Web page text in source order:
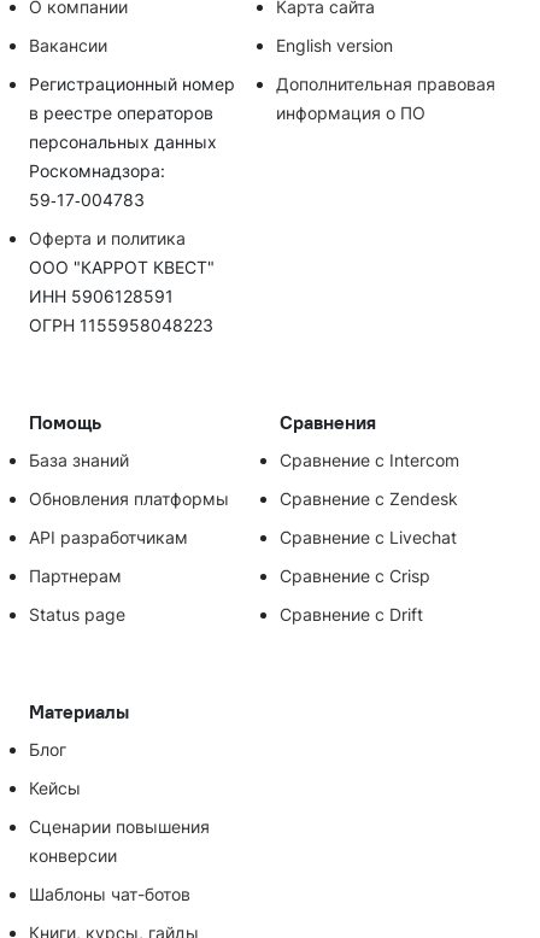
Помощь
База знаний
Обновления платформы
API разработчикам
Партнерам
Status page
Сравнения
Сравнение с Intercom
Сравнение с Zendesk
Сравнение с Livechat
Сравнение с Crisp
Сравнение с Drift
Материалы
Блог
Кейсы
Сценарии повышения
конверсии
Шаблоны чат-ботов
Книги, курсы, гайды
О компании
Карта сайта
Вакансии
English version
Регистрационный номер
в реестре операторов
персональных данных
Роскомнадзора:
59‑17‑004783
Дополнительная правовая
информация о ПО
Оферта и политика
ООО "КАРРОТ КВЕСТ"
ИНН 5906128591
ОГРН 1155958048223